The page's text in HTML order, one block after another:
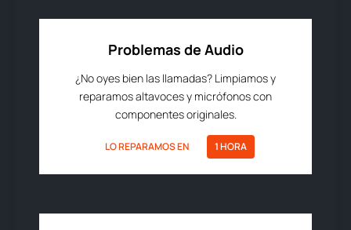
Problemas de Audio
¿No oyes bien las llamadas? Limpiamos y
reparamos altavoces y micrófonos con
componentes originales.
LO REPARAMOS EN 1 HORA